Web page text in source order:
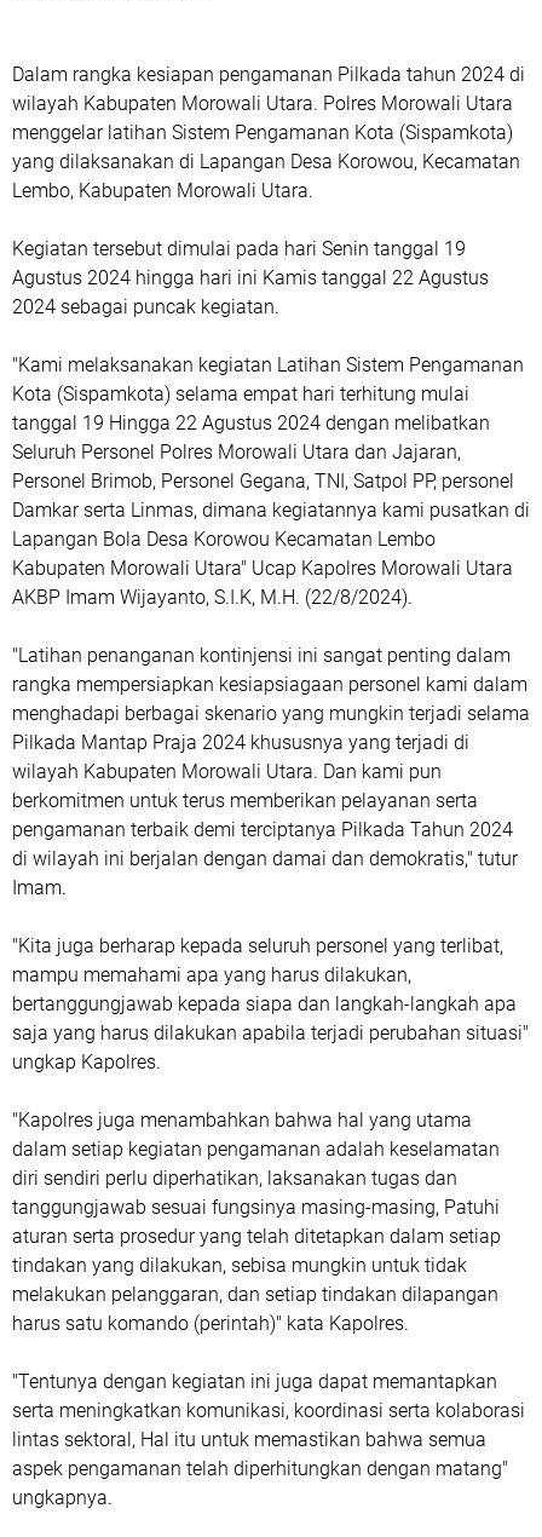
Dalam rangka kesiapan pengamanan Pilkada tahun 2024 di
wilayah Kabupaten Morowali Utara. Polres Morowali Utara
menggelar latihan Sistem Pengamanan Kota (Sispamkota)
yang dilaksanakan di Lapangan Desa Korowou, Kecamatan
Lembo, Kabupaten Morowali Utara.
Kegiatan tersebut dimulai pada hari Senin tanggal 19
Agustus 2024 hingga hari ini Kamis tanggal 22 Agustus
2024 sebagai puncak kegiatan.
"Kami melaksanakan kegiatan Latihan Sistem Pengamanan
Kota (Sispamkota) selama empat hari terhitung mulai
tanggal 19 Hingga 22 Agustus 2024 dengan melibatkan
Seluruh Personel Polres Morowali Utara dan Jajaran,
Personel Brimob, Personel Gegana, TNI, Satpol PP, personel
Damkar serta Linmas, dimana kegiatannya kami pusatkan di
Lapangan Bola Desa Korowou Kecamatan Lembo
Kabupaten Morowali Utara" Ucap Kapolres Morowali Utara
AKBP Imam Wijayanto, S.I.K, M.H. (22/8/2024).
"Latihan penanganan kontinjensi ini sangat penting dalam
rangka mempersiapkan kesiapsiagaan personel kami dalam
menghadapi berbagai skenario yang mungkin terjadi selama
Pilkada Mantap Praja 2024 khususnya yang terjadi di
wilayah Kabupaten Morowali Utara. Dan kami pun
berkomitmen untuk terus memberikan pelayanan serta
pengamanan terbaik demi terciptanya Pilkada Tahun 2024
di wilayah ini berjalan dengan damai dan demokratis," tutur
Imam.
"Kita juga berharap kepada seluruh personel yang terlibat,
mampu memahami apa yang harus dilakukan,
bertanggungjawab kepada siapa dan langkah-langkah apa
saja yang harus dilakukan apabila terjadi perubahan situasi"
ungkap Kapolres.
"Kapolres juga menambahkan bahwa hal yang utama
dalam setiap kegiatan pengamanan adalah keselamatan
diri sendiri perlu diperhatikan, laksanakan tugas dan
tanggungjawab sesuai fungsinya masing-masing, Patuhi
aturan serta prosedur yang telah ditetapkan dalam setiap
tindakan yang dilakukan, sebisa mungkin untuk tidak
melakukan pelanggaran, dan setiap tindakan dilapangan
harus satu komando (perintah)" kata Kapolres.
"Tentunya dengan kegiatan ini juga dapat memantapkan
serta meningkatkan komunikasi, koordinasi serta kolaborasi
lintas sektoral, Hal itu untuk memastikan bahwa semua
aspek pengamanan telah diperhitungkan dengan matang"
ungkapnya.